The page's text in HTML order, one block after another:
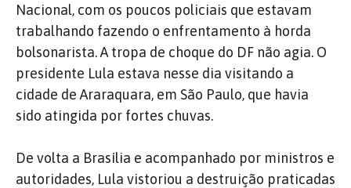
Nacional, com os poucos policiais que estavam
trabalhando fazendo o enfrentamento à horda
bolsonarista. A tropa de choque do DF não agia. O
presidente Lula estava nesse dia visitando a
cidade de Araraquara, em São Paulo, que havia
sido atingida por fortes chuvas.
De volta a Brasília e acompanhado por ministros e
autoridades, Lula vistoriou a destruição praticadas